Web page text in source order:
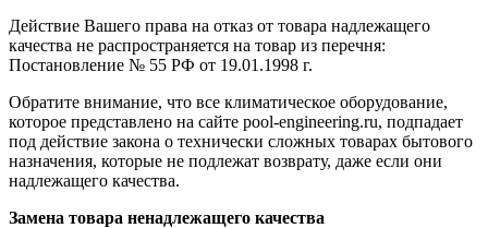
Действие Вашего права на отказ от товара надлежащего
качества не распространяется на товар из перечня:
Постановление № 55 РФ от 19.01.1998 г.
Обратите внимание, что все климатическое оборудование,
которое представлено на сайте pool-engineering.ru, подпадает
под действие закона о технически сложных товарах бытового
назначения, которые не подлежат возврату, даже если они
надлежащего качества.
Замена товара ненадлежащего качества